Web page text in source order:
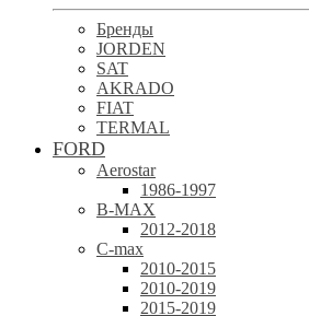
Бренды
JORDEN
SAT
AKRADO
FIAT
TERMAL
FORD
Aerostar
1986-1997
B-MAX
2012-2018
C-max
2010-2015
2010-2019
2015-2019